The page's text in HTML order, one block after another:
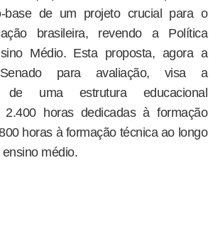
base de um projeto crucial para o
brasileira, revendo a Política
Médio. Esta proposta, agora a
para avaliação, visa a
de uma estrutura educacional
2.400 horas dedicadas à formação
horas à formação técnica ao longo
médio.